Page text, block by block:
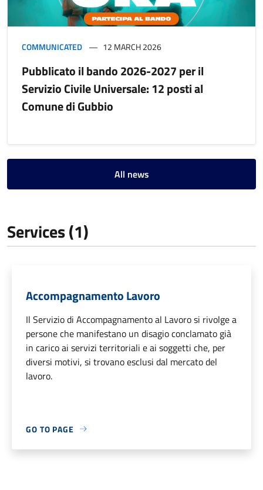
COMMUNICATED 12 MARCH 2026
Pubblicato il bando 2026-2027 per il
Servizio Civile Universale: 12 posti al
Comune di Gubbio
All news
Services (1)
Accompagnamento Lavoro
Il Servizio di Accompagnamento al Lavoro si rivolge a
persone che manifestano un disagio conclamato già
in carico ai servizi territoriali e ai soggetti che, per
diversi motivi, si trovano esclusi dal mercato del
lavoro.
GO TO PAGE